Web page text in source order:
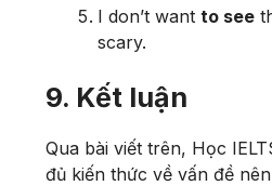
I don’t want to see
scary.
9. Kết luận
Qua bài viết trên, Học
đủ kiến thức về vấn đề